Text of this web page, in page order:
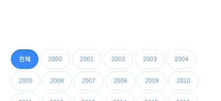
장애인화장실
전체 2000 2001 2002 2003 2004
2005 2006 2007 2008 2009 2010